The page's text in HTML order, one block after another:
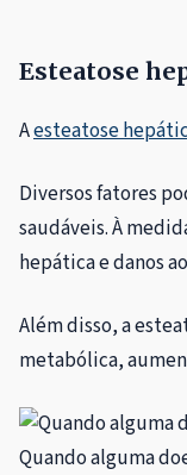
Esteatose
Aesteatose
Diversos fatores
saudáveis. À
hepática e danos
Além disso, a
metabólica,
Quando alguma